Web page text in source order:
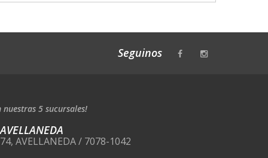
Seguinos
nuestras 5 sucursales!
AVELLANEDA / 7078-1042